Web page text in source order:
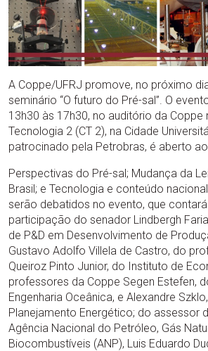
A Coppe/UFRJ promove, no próximo
seminário “O futuro do Pré-sal”. O
13h30 às 17h30, no auditório da Coppe
Tecnologia 2 (CT 2), na Cidade
patrocinado pela Petrobras, é aberto ao
Perspectivas do Pré-sal; Mudança da
Brasil; e Tecnologia e conteúdo
serão debatidos no evento, que
participação do senador Lindbergh
de P&D em Desenvolvimento de
Gustavo Adolfo Villela de Castro, do
Queiroz Pinto Junior, do Instituto de
professores da Coppe Segen Estefen,
Engenharia Oceânica, e Alexandre
Planejamento Energético; do assessor
Agência Nacional do Petróleo, Gás
Biocombustíveis (ANP), Luis Eduardo